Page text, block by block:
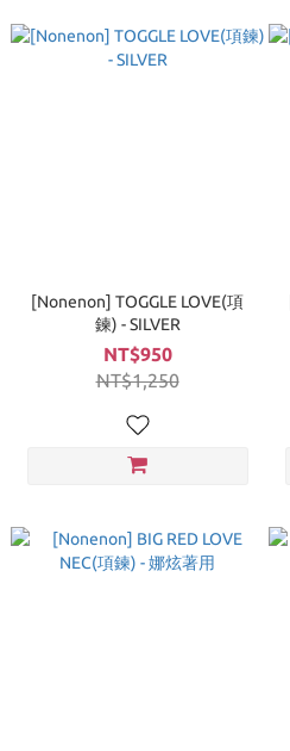
[Nonenon] TOGGLE LOVE(項
鍊) - SILVER
NT$950
NT$1,250